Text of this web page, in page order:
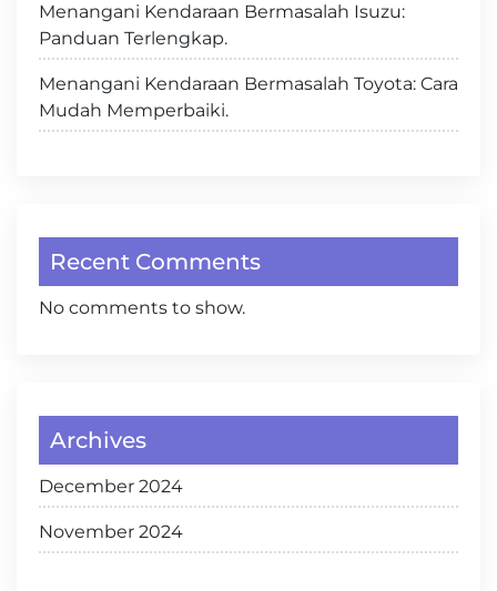
Menangani Kendaraan Bermasalah Isuzu:
Panduan Terlengkap.
Menangani Kendaraan Bermasalah Toyota: Cara
Mudah Memperbaiki.
Recent Comments
No comments to show.
Archives
December 2024
November 2024